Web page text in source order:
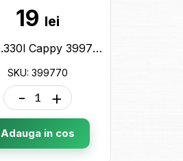
19 lei
Apa 0.330l Cappy 399770
SKU: 399770
- +
Adauga in cos